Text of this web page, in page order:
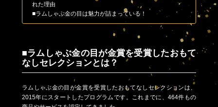
れた理由
■ラムしゃぶ金の目は魅力が詰まっている！
■ラムしゃぶ金の目が金賞を受賞したおもて
なしセレクションとは？
ラムしゃぶ金の目が金賞を受賞したおもてなしセレクションは、
2015年にスタートしたプログラムです。これまでに、464件もの